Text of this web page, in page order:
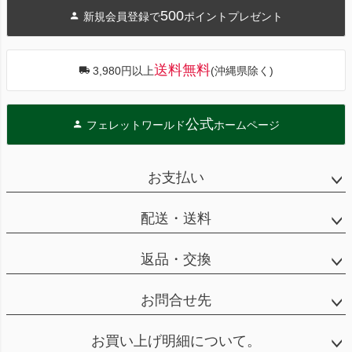
へ
新規会員登録で500ポイントプレゼント
3,980円以上送料無料(沖縄県除く)
フェレットワールド公式ホームページ
お支払い
配送・送料
返品・交換
お問合せ先
お買い上げ明細について。